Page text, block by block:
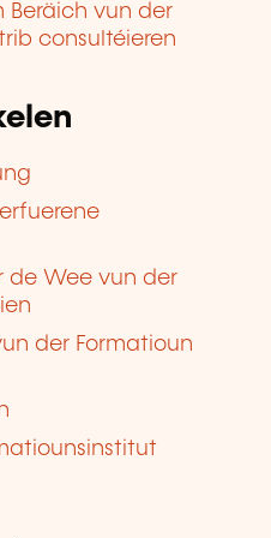
Beräich vun der
consultéieren
de Wee vun der
der Formatioun